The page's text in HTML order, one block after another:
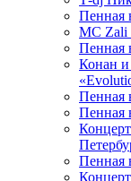
Пенная
МС Zali
Пенная
Конан и
Пенная
Пенная
Пенная